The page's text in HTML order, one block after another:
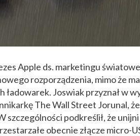
Apple ds. marketingu
rozporządzenia, mimo że
ładowarek. Joswiak przyznał w
The Wall Street Jorunal,
szczególności podkreślił, że
obecnie złącze micro-